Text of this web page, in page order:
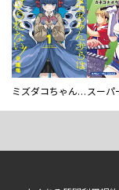
ミズダコちゃんからは逃げられない！